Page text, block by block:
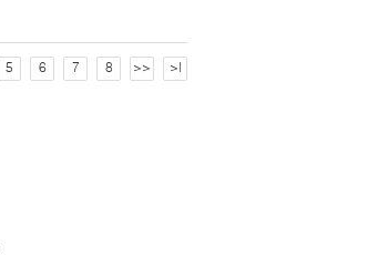
5 6 7 8 >> >|